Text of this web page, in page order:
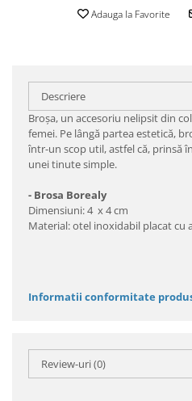
Adauga la Favorite
Descriere
Broșa, un accesoriu nelipsit din
femei. Pe lângă partea estetică,
într-un scop util, astfel că, prinsă
unei tinute simple.
- Brosa Borealy
Dimensiuni: 4 x 4 cm
Material: otel inoxidabil placat cu
Informatii conformitate
Review-uri(0)